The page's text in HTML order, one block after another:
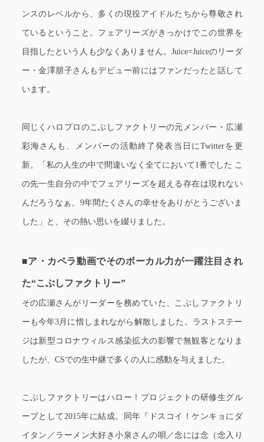
ンスのレベルから、多くの現役アイドルたちから尊敬され
ているということ。フェアリーズがきっかけでこの世界を
目指したという人も少なくありません。Juice=Juiceのリーダ
ー・金澤朋子さんもデビュー前にはファンだったと話して
います。
同じくハロプロのこぶしファクトリーの元メンバー・広瀬
彩海さんも、メンバーの活動終了発表当日にTwitterを更
新。「私の人生の中で間違いなく全てにおいて1番でした こ
の先一生自分の中でフェアリーズを超える存在は現れない
んだろうなぁ、9年間たくさんの幸せをありがとうございま
した」と、その熱い思いを綴りました。
■ア・カペラ動画でそのボーカル力が一躍注目され
た“こぶしファクトリー”
その広瀬さんがリーダーを務めていた、こぶしファクトリ
ーも今年3月に惜しまれながら解散しました。ラストステー
ジは新型コロナウィルス感染拡大の影響で無観客となりま
したが、CSでの生中継で多くの人に感動を与えました。
こぶしファクトリーはハロー！プロジェクトの研修生グル
ープとして2015年に結成。同年『ドスコイ！ケンキョにダ
イタン／ラーメン大好き小泉さんの唄／念には念（念入り